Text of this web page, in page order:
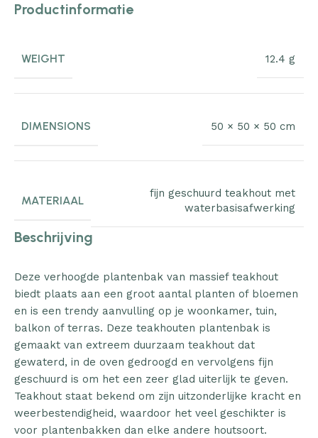
Productinformatie
WEIGHT 12.4 g
DIMENSIONS 50 × 50 × 50 cm
MATERIAAL
fijn geschuurd teakhout met
waterbasisafwerking
Beschrijving
Deze verhoogde plantenbak van massief teakhout
biedt plaats aan een groot aantal planten of bloemen
en is een trendy aanvulling op je woonkamer, tuin,
balkon of terras. Deze teakhouten plantenbak is
gemaakt van extreem duurzaam teakhout dat
gewaterd, in de oven gedroogd en vervolgens fijn
geschuurd is om het een zeer glad uiterlijk te geven.
Teakhout staat bekend om zijn uitzonderlijke kracht en
weerbestendigheid, waardoor het veel geschikter is
voor plantenbakken dan elke andere houtsoort.